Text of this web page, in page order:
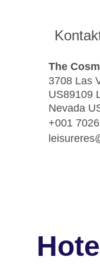
The
3708 Las
US89109
Nevada
+001